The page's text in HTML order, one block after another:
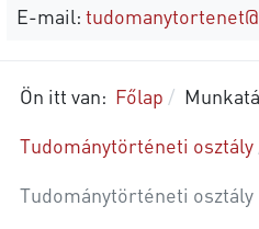
E-mail:
Ön itt van: Főlap
Tudománytörténeti osztály
Tudománytörténeti osztály